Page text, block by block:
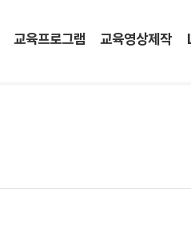
교육프로그램 교육영상제작